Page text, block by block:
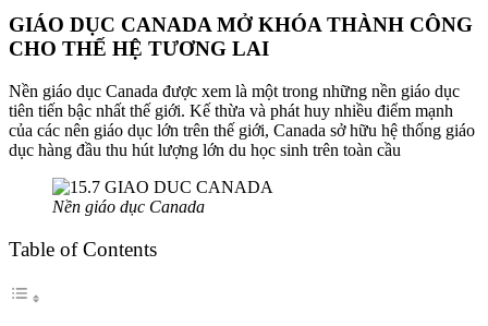
GIÁO DỤC CANADA MỞ KHÓA THÀNH CÔNG
CHO THẾ HỆ TƯƠNG LAI
Nền giáo dục Canada được xem là một trong những nền giáo dục
tiên tiến bậc nhất thế giới. Kế thừa và phát huy nhiều điểm mạnh
của các nên giáo dục lớn trên thế giới, Canada sở hữu hệ thống giáo
dục hàng đầu thu hút lượng lớn du học sinh trên toàn cầu
Nền giáo dục Canada
Table of Contents